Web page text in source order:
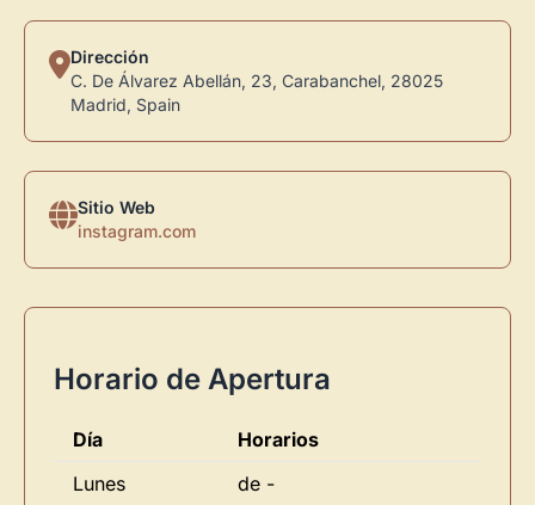
Dirección
C. De Álvarez Abellán, 23, Carabanchel, 28025
Madrid, Spain
Sitio Web
instagram.com
Horario de Apertura
Día
Horarios
Lunes
de -